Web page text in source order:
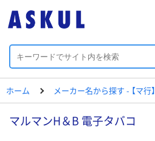
ホーム メーカー名から探す - 【マ行】
マルマンH＆B 電子タバコ